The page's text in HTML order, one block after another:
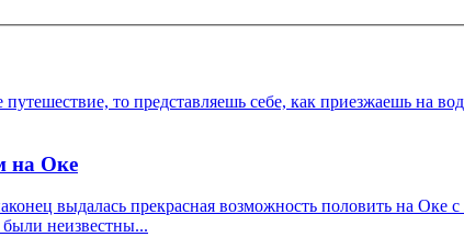
то представляешь себе, как приезжаешь на
на Оке
выдалась прекрасная возможность половить на Оке
неизвестны...